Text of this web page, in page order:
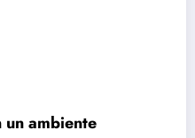
ambiente